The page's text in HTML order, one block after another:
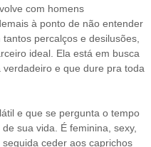
com homens
à ponto de não entender
percalços e desilusões,
ideal. Ela está em busca
e que dure pra toda
e que se pergunta o tempo
sua vida. É feminina, sexy,
ceder aos caprichos